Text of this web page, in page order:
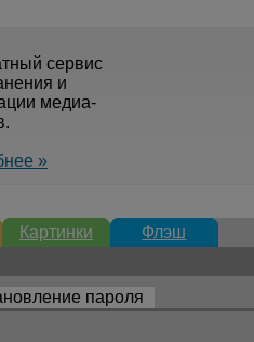
сервис
и
медиа-
»
Картинки
Флэш
пароля